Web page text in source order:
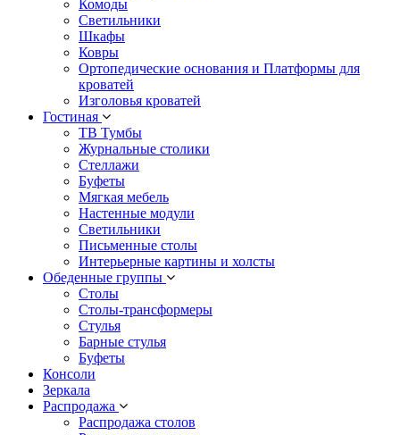
Комоды
Светильники
Шкафы
Ковры
Ортопедические основания и Платформы для
кроватей
Изголовья кроватей
Гостиная
ТВ Тумбы
Журнальные столики
Стеллажи
Буфеты
Мягкая мебель
Настенные модули
Светильники
Письменные столы
Интерьерные картины и холсты
Обеденные группы
Столы
Столы-трансформеры
Стулья
Барные стулья
Буфеты
Консоли
Зеркала
Распродажа
Распродажа столов